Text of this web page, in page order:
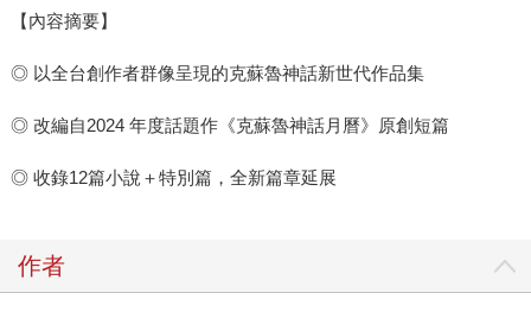
【內容摘要】
◎ 以全台創作者群像呈現的克蘇魯神話新世代作品集
◎ 改編自2024 年度話題作《克蘇魯神話月曆》原創短篇
◎ 收錄12篇小說＋特別篇，全新篇章延展
作者